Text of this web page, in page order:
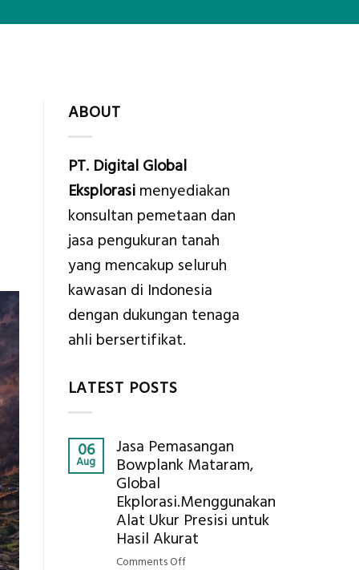
ABOUT
PT. Digital Global
Eksplorasimenyediakan
konsultan pemetaan dan
jasa pengukuran tanah
yang mencakup seluruh
kawasan di Indonesia
dengan dukungan tenaga
ahli bersertifikat.
LATEST POSTS
06
Aug
Jasa Pemasangan
Bowplank Mataram,
Global
Ekplorasi.Menggunakan
Alat Ukur Presisi untuk
Hasil Akurat
Comments Offon